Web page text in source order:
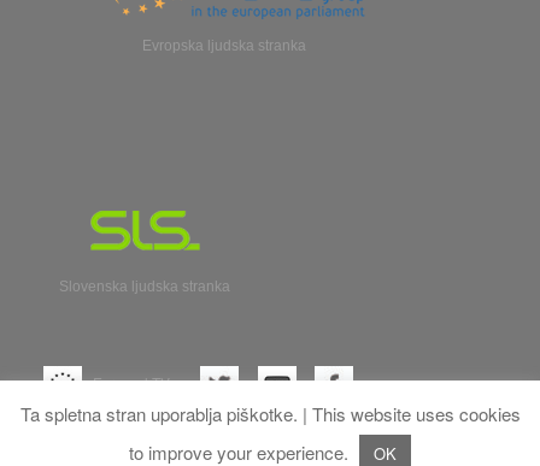
Evropska ljudska stranka
Slovenska ljudska stranka
Evroparl TV
Ta spletna stran uporablja piškotke. | This website uses cookies
to improve your experience.
OK